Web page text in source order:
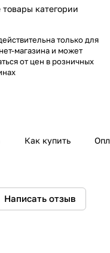
товары категории
только для
магазина и может
от цен в розничных
Как купить
Написать отзыв